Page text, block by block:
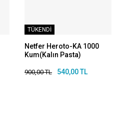
TÜKENDİ
Netfer Heroto-KA 1000
Kum(Kalın Pasta)
900,00 TL 540,00 TL